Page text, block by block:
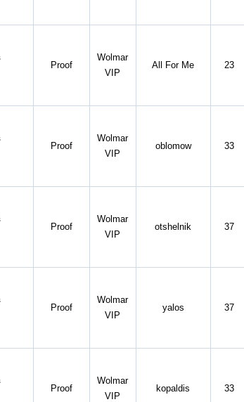
Proof
Wolmar
VIP
All For Me 23
Proof
Wolmar
VIP
oblomow 33
Proof
Wolmar
VIP
otshelnik 37
Proof
Wolmar
VIP
yalos 37
Proof
Wolmar
VIP
kopaldis 33